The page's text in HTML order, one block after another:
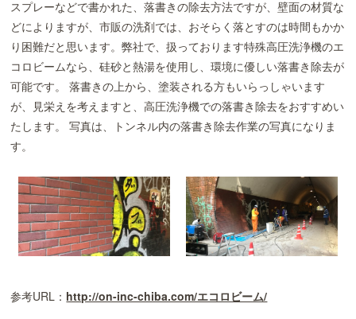
スプレーなどで書かれた、落書きの除去方法ですが、壁面の材質な
どによりますが、市販の洗剤では、おそらく落とすのは時間もかか
り困難だと思います。弊社で、扱っております特殊高圧洗浄機のエ
コロビームなら、硅砂と熱湯を使用し、環境に優しい落書き除去が
可能です。 落書きの上から、塗装される方もいらっしゃいます
が、見栄えを考えますと、高圧洗浄機での落書き除去をおすすめい
たします。 写真は、トンネル内の落書き除去作業の写真になりま
す。
参考URL： http://on-inc-chiba.com/エコロビーム/